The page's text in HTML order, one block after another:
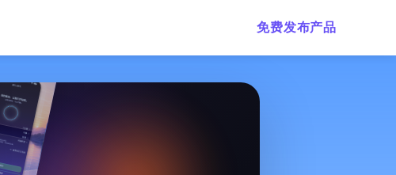
免费发布产品